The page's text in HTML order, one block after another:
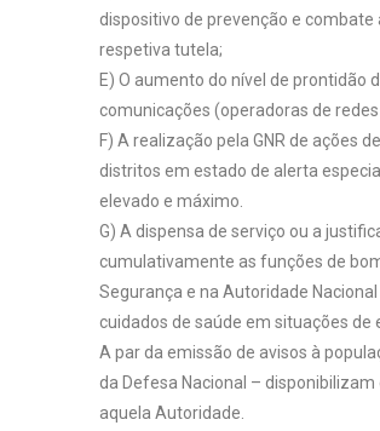
dispositivo de prevenção e combate
respetiva tutela;
E) O aumento do nível de prontidão
comunicações (operadoras de
F) A realização pela GNR de ações
distritos em estado de alerta
elevado e máximo.
G) A dispensa de serviço ou a
cumulativamente as funções de
Segurança e na Autoridade
cuidados de saúde em situações
A par da emissão de avisos à
da Defesa Nacional –
aquela Autoridade.